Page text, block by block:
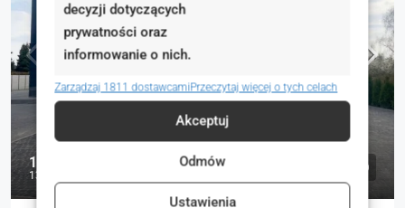
decyzji dotyczących
prywatności oraz
informowanie o nich.
Zarządzaj 1811 dostawcamiPrzeczytaj więcej o tych celach
Akceptuj
Odmów
Ustawienia
10 000 zł
132 zł